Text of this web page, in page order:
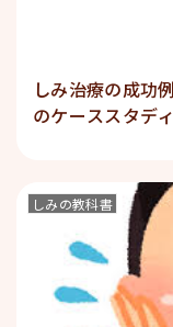
しみ治療の成功
のケーススタディ
しみの教科書